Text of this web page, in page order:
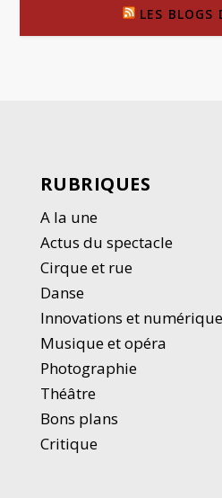
LES BLOGS
RUBRIQUES
A la une
Actus du spectacle
Cirque et rue
Danse
Innovations et numérique
Musique et opéra
Photographie
Théâtre
Bons plans
Critique